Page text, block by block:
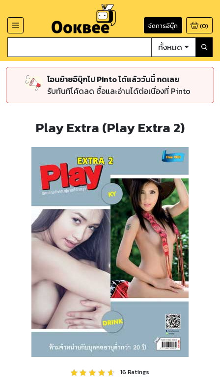
จัดการอีบุ๊ก (0)
ทั้งหมด
โอนย้ายอีบุ๊กไป Pinto ได้แล้ววันนี้ กดเลย
รับทันทีโค้ดลด ซื้อและอ่านได้ต่อเนื่องที่ Pinto
Play Extra (Play Extra 2)
16 Ratings